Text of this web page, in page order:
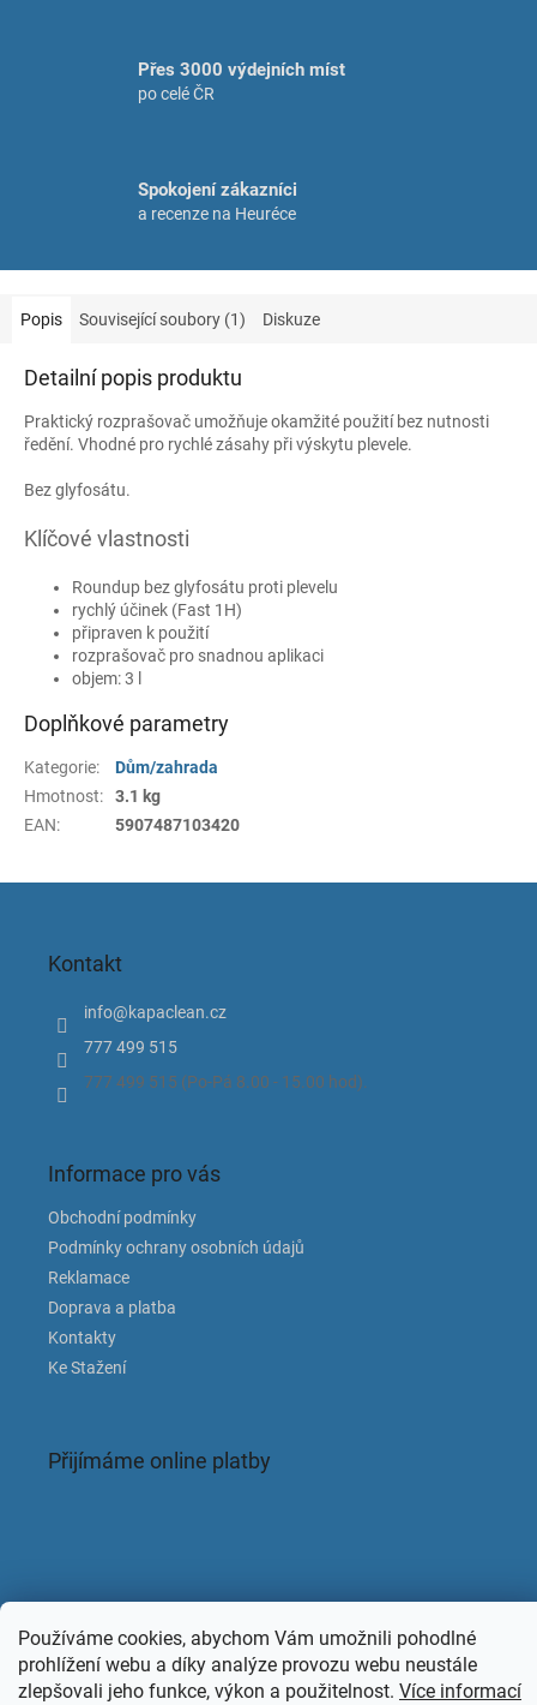
Používáme cookies, abychom Vám umožnili pohodlné
prohlížení webu a díky analýze provozu webu neustále
zlepšovali jeho funkce, výkon a použitelnost. Více informací
Přes 3000 výdejních míst
po celé ČR
Spokojení zákazníci
a recenze na Heuréce
Popis Související soubory (1) Diskuze
Detailní popis produktu
Praktický rozprašovač umožňuje okamžité použití bez nutnosti
ředění. Vhodné pro rychlé zásahy při výskytu plevele.
Bez glyfosátu.
Klíčové vlastnosti
Roundup bez glyfosátu proti plevelu
rychlý účinek (Fast 1H)
připraven k použití
rozprašovač pro snadnou aplikaci
objem: 3 l
Doplňkové parametry
Kategorie:
Dům/zahrada
Hmotnost:
3.1 kg
EAN: 5907487103420
Kontakt
info@kapaclean.cz
777 499 515
777 499 515 (Po-Pá 8.00 - 15.00 hod).
Informace pro vás
Obchodní podmínky
Podmínky ochrany osobních údajů
Reklamace
Doprava a platba
Kontakty
Ke Stažení
Přijímáme online platby
KAPACLEAN